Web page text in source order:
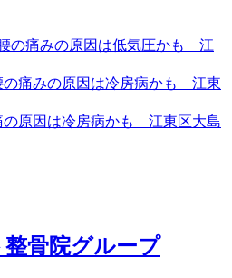
の痛みの原因は低気圧かも 江
の痛みの原因は冷房病かも 江東
の原因は冷房病かも 江東区大島